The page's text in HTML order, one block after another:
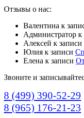
Отзывы о нас:
Валентина к
Администратор к
Алексей к записи
Юлия к записи
Елена к записи
Звоните и
8 (499) 390-52-29
8 (965) 176-21-23